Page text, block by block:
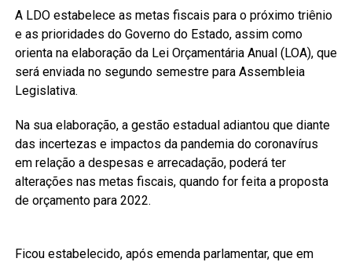
A LDO estabelece as metas fiscais para o próximo triênio
e as prioridades do Governo do Estado, assim como
orienta na elaboração da Lei Orçamentária Anual (LOA), que
será enviada no segundo semestre para Assembleia
Legislativa.
Na sua elaboração, a gestão estadual adiantou que diante
das incertezas e impactos da pandemia do coronavírus
em relação a despesas e arrecadação, poderá ter
alterações nas metas fiscais, quando for feita a proposta
de orçamento para 2022.
Ficou estabelecido, após emenda parlamentar, que em